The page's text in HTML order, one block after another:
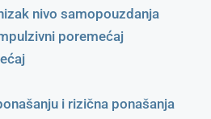
nivo samopouzdanja
poremećaj
i rizična ponašanja